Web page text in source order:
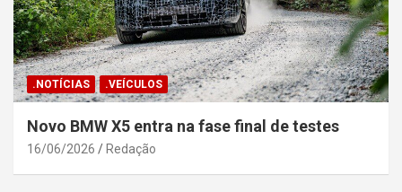
.NOTÍCIAS .VEÍCULOS
Novo BMW X5 entra na fase final de testes
16/06/2026 Redação